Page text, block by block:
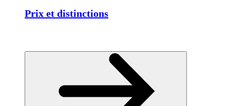
Prix et distinctions